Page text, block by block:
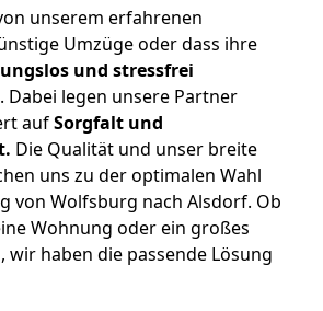
unserem erfahrenen
Umzüge oder dass ihre
und stressfrei
legen unsere Partner
aufSorgfalt und
Die Qualität und unser breite
uns zu der optimalen Wahl
von Wolfsburg nach Alsdorf. Ob
Wohnung oder ein großes
wir haben die passende Lösung